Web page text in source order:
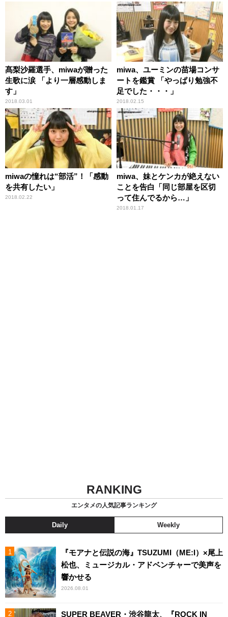
髙梨沙羅選手、miwaが贈った
生歌に涙 「より一層感動しま
す」
2018.03.01
miwa、ユーミンの苗場コンサ
ートを鑑賞 「やっぱり勉強不
足でした・・・」
2018.02.15
miwaの憧れは“部活”！「感動
を共有したい」
2018.02.22
miwa、妹とケンカが絶えない
ことを告白「同じ部屋を区切
って住んでるから…」
2018.01.17
RANKING
エンタメの人気記事ランキング
Daily Weekly
『モアナと伝説の海』TSUZUMI（ME:I）×尾上
松也、ミュージカル・アドベンチャーで美声を
響かせる
2026.08.01
SUPER BEAVER・渋谷龍太、『ROCK IN